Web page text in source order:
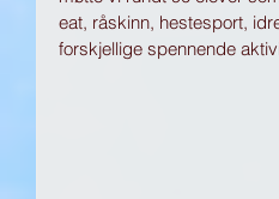
eat, råskinn, hestesport,
forskjellige spennende